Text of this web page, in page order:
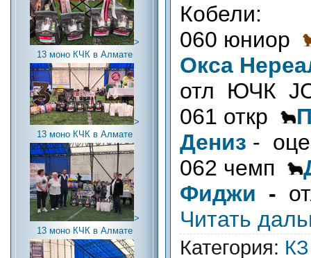
>
13 моно КЧК в Алмате
>
13 моно КЧК в Алмате
>
13 моно КЧК в Алмате
Кобели:
060 юниор
Окса
отл ЮЧК
061 откр
Дениз -
062 чемп
Фиджи -
Читать
Категория: